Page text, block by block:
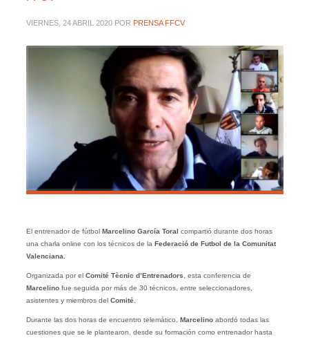
VIERNES, 24 ABRIL 2020 POR PRENSA FFCV
El entrenador de fútbol Marcelino García Toral compartió durante dos horas
una charla online con los técnicos de laFederació de Futbol de la Comunitat
Valenciana.
Organizada por el Comité Tècnic d’Entrenadors, esta conferencia de
Marcelinofue seguida por más de 30 técnicos, entre seleccionadores,
asistentes y miembros del Comité.
Durante las dos horas de encuentro telemático, Marcelinoabordó todas las
cuestiones que se le plantearon, desde su formación como entrenador hasta